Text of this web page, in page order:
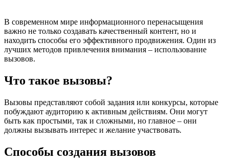
В современном мире информационного перенасыщения
важно не только создавать качественный контент, но и
находить способы его эффективного продвижения. Один из
лучших методов привлечения внимания – использование
вызовов.
Что такое вызовы?
Вызовы представляют собой задания или конкурсы, которые
побуждают аудиторию к активным действиям. Они могут
быть как простыми, так и сложными, но главное – они
должны вызывать интерес и желание участвовать.
Способы создания вызовов